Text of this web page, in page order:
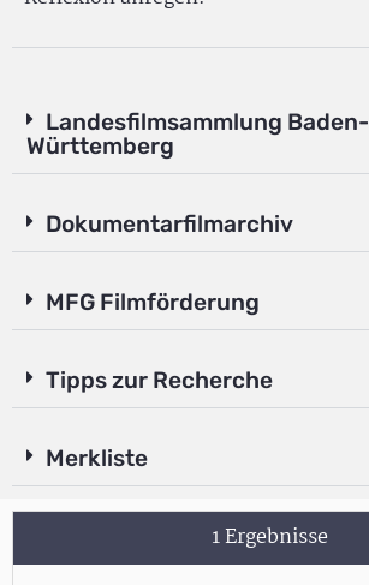
Landesfilmsammlung Baden-
Württemberg
Dokumentarfilmarchiv
MFG Filmförderung
Tipps zur Recherche
Merkliste
1 Ergebnisse